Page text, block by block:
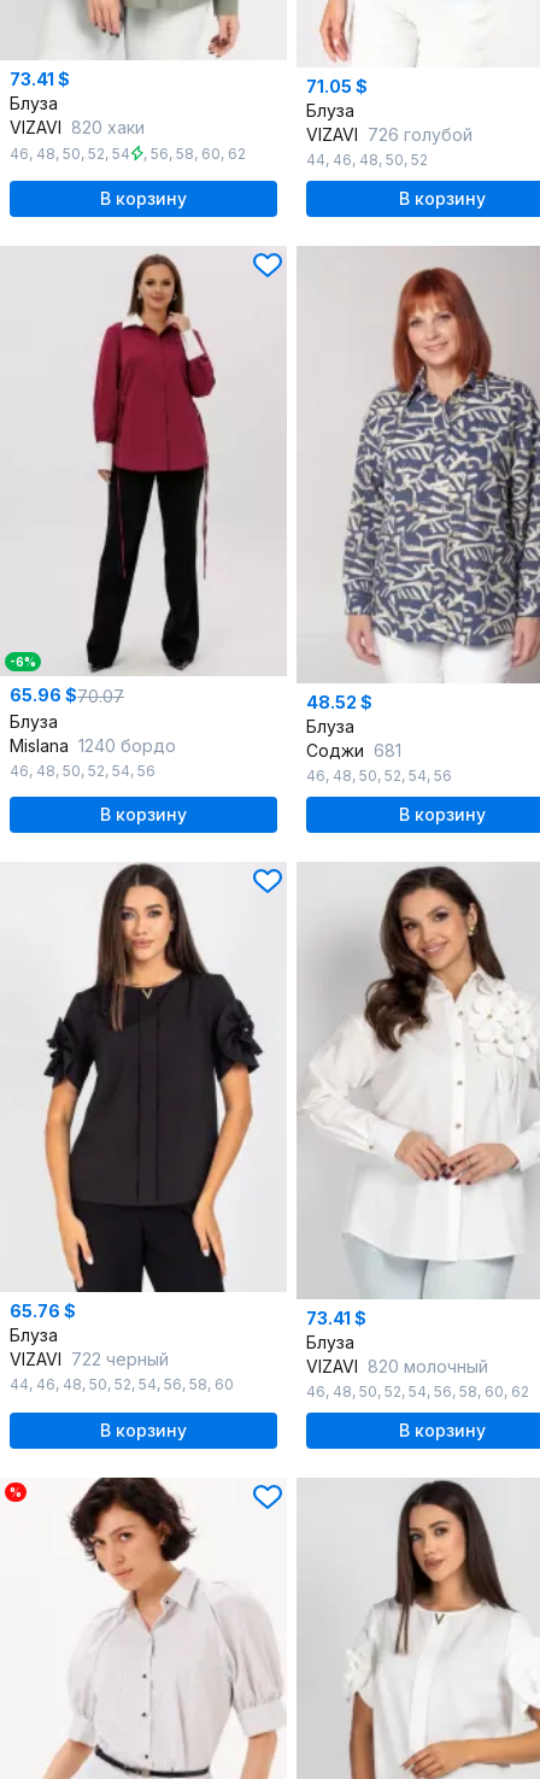
73.41 $
Блуза
VIZAVI 820 хаки
46, 48, 50, 52, 54 , 56, 58, 60, 62
В корзину
71.05 $
Блуза
VIZAVI 726 голубой
44, 46, 48, 50, 52
В корзину
-6%
65.96 $70.07
Блуза
Mislana 1240 бордо
46, 48, 50, 52, 54, 56
В корзину
48.52 $
Блуза
Соджи 681
46, 48, 50, 52, 54, 56
В корзину
65.76 $
Блуза
VIZAVI 722 черный
44, 46, 48, 50, 52, 54, 56, 58, 60
В корзину
73.41 $
Блуза
VIZAVI 820 молочный
46, 48, 50, 52, 54, 56, 58, 60, 62
В корзину
%